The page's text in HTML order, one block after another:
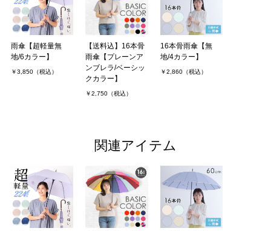
雨傘【超軽量無
地/6カラー】
￥3,850（税込）
【送料込】16本骨
雨傘【プレーンア
ンブレラ/ベーシッ
クカラー】
￥2,750（税込）
16本骨雨傘【無
地/4カラー】
￥2,860（税込）
関連アイテム